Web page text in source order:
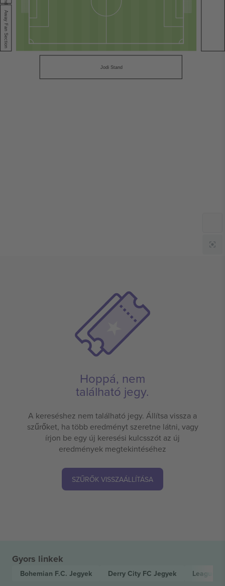
Jodi Stand
A
way Fan Section
Hoppá, nem
található jegy.
A kereséshez nem található jegy. Állítsa vissza a
szűrőket, ha több eredményt szeretne látni, vagy
írjon be egy új keresési kulcsszót az új
eredmények megtekintéséhez
SZŰRŐK VISSZAÁLLÍTÁSA
Gyors linkek
Bohemian F.C. Jegyek Derry City FC Jegyek League